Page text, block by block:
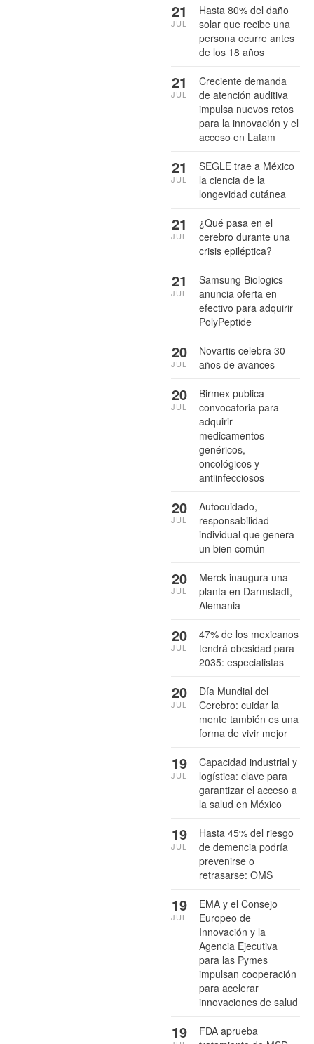
Hasta 80% del daño
solar que recibe una
persona ocurre antes
de los 18 años
21
JUL
Creciente demanda
de atención auditiva
impulsa nuevos retos
para la innovación y el
acceso en Latam
21
JUL
SEGLE trae a México
la ciencia de la
longevidad cutánea
21
JUL
¿Qué pasa en el
cerebro durante una
crisis epiléptica?
21
JUL
Samsung Biologics
anuncia oferta en
efectivo para adquirir
PolyPeptide
21
JUL
Novartis celebra 30
años de avances
20
JUL
Birmex publica
convocatoria para
adquirir
medicamentos
genéricos,
oncológicos y
antiinfecciosos
20
JUL
Autocuidado,
responsabilidad
individual que genera
un bien común
20
JUL
Merck inaugura una
planta en Darmstadt,
Alemania
20
JUL
47% de los mexicanos
tendrá obesidad para
2035: especialistas
20
JUL
Día Mundial del
Cerebro: cuidar la
mente también es una
forma de vivir mejor
20
JUL
Capacidad industrial y
logística: clave para
garantizar el acceso a
la salud en México
19
JUL
Hasta 45% del riesgo
de demencia podría
prevenirse o
retrasarse: OMS
19
JUL
EMA y el Consejo
Europeo de
Innovación y la
Agencia Ejecutiva
para las Pymes
impulsan cooperación
para acelerar
innovaciones de salud
19
JUL
FDA aprueba
19